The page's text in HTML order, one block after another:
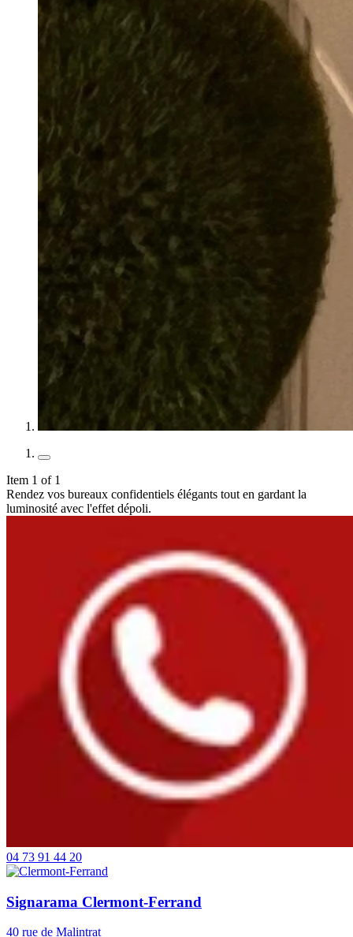
Item 1 of 1
Rendez vos bureaux confidentiels élégants tout en gardant la
luminosité avec l'effet dépoli.
04 73 91 44 20
Signarama Clermont-Ferrand
40 rue de Malintrat